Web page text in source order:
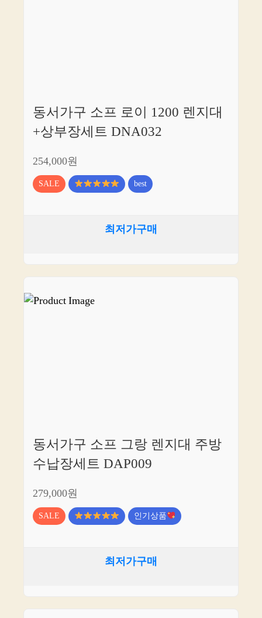
동서가구 소프 로이 1200 렌지대
+상부장세트 DNA032
254,000원
SALE best
최저가구매
동서가구 소프 그랑 렌지대 주방
수납장세트 DAP009
279,000원
SALE 인기상품
최저가구매